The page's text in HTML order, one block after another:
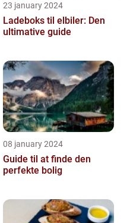
23 january 2024
Ladeboks til elbiler: Den
ultimative guide
08 january 2024
Guide til at finde den
perfekte bolig